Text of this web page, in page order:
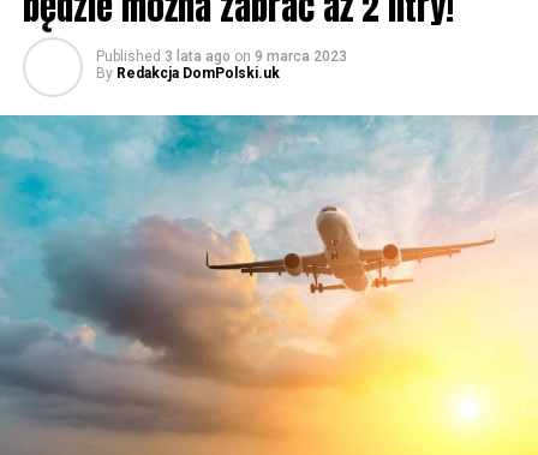
Published 3 lata ago on 9 marca 2023
By Redakcja DomPolski.uk